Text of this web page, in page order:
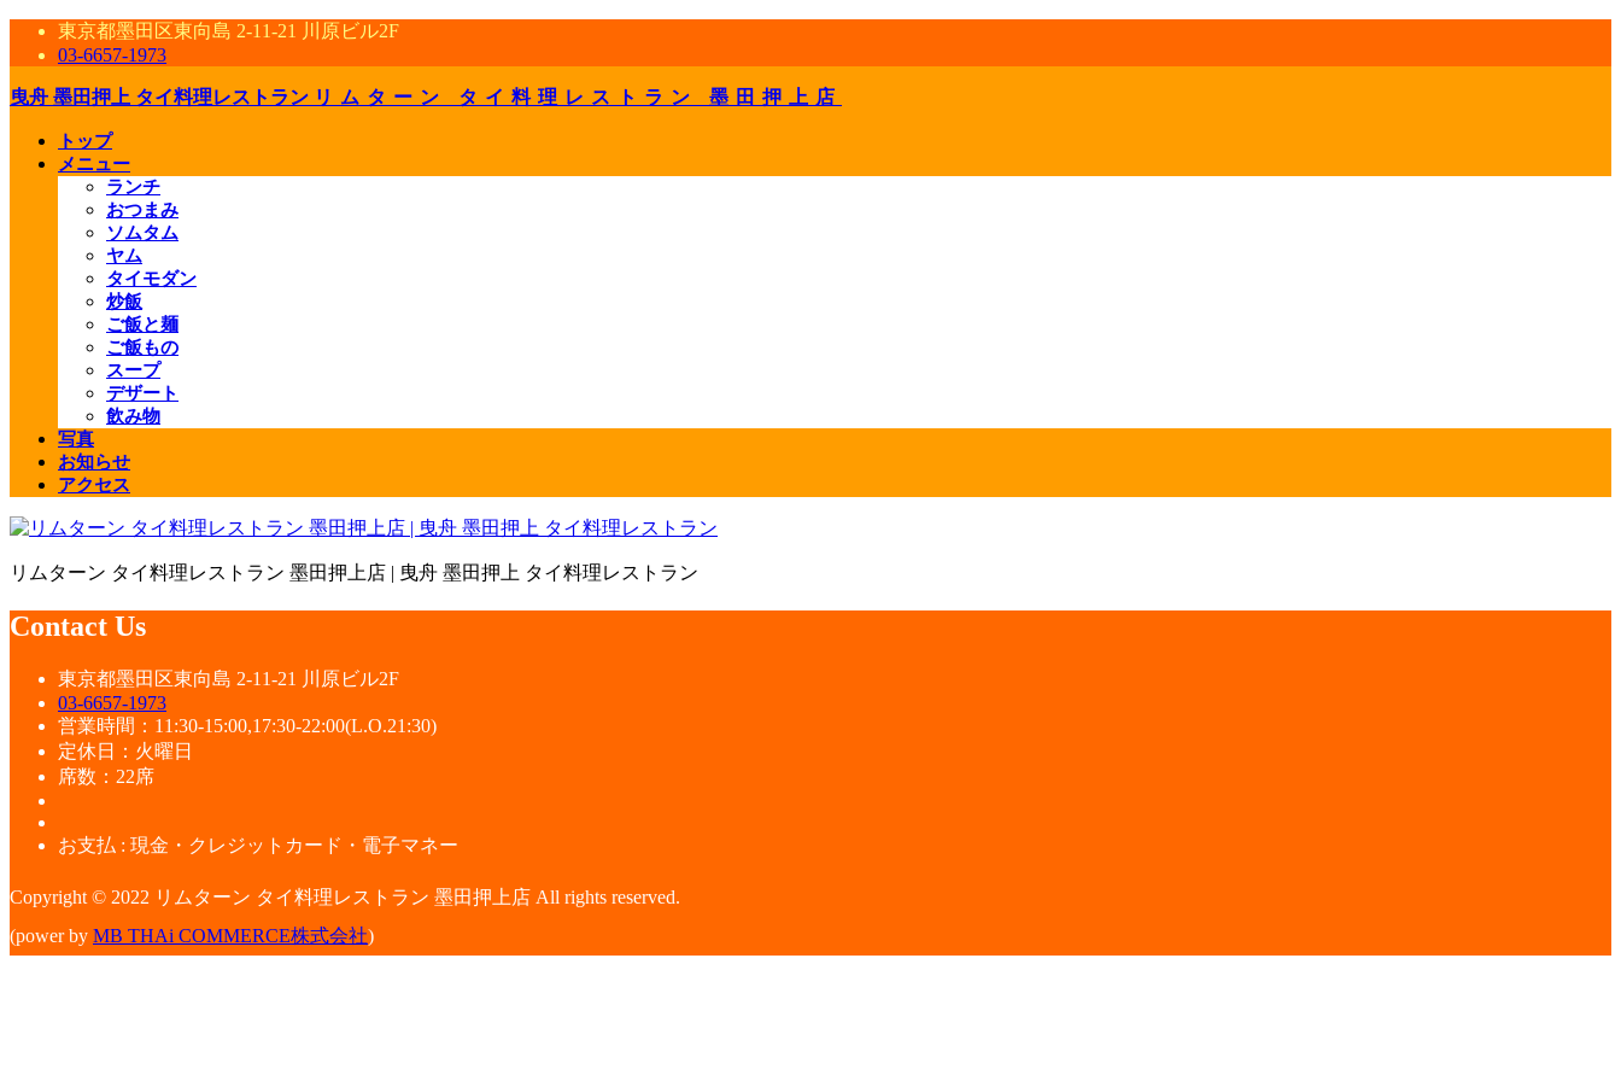
東京都墨田区東向島 2-11-21 川原ビル2F
03-6657-1973
曳舟 墨田押上 タイ料理レストラン リムターン タイ料理レストラン 墨田押上店
トップ
メニュー
ランチ
おつまみ
ソムタム
ヤム
タイモダン
炒飯
ご飯と麺
ご飯もの
スープ
デザート
飲み物
写真
お知らせ
アクセス
リムターン タイ料理レストラン 墨田押上店 | 曳舟 墨田押上 タイ料理レストラン
Contact Us
東京都墨田区東向島 2-11-21 川原ビル2F
03-6657-1973
営業時間：11:30-15:00,17:30-22:00(L.O.21:30)
定休日：火曜日
席数：22席
お支払 : 現金・クレジットカード・電子マネー
Copyright © 2022 リムターン タイ料理レストラン 墨田押上店 All rights reserved.
(power by MB THAi COMMERCE株式会社)